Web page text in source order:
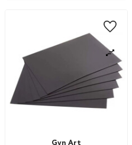
Gvn Art